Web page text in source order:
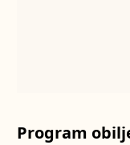
Program